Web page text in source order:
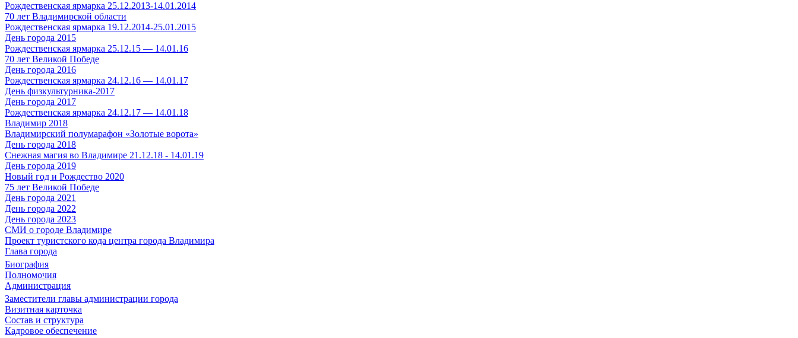
Рождественская ярмарка 25.12.2013-14.01.2014
70 лет Владимирской области
Рождественская ярмарка 19.12.2014-25.01.2015
День города 2015
Рождественская ярмарка 25.12.15 — 14.01.16
70 лет Великой Победе
День города 2016
Рождественская ярмарка 24.12.16 — 14.01.17
День физкультурника-2017
День города 2017
Рождественская ярмарка 24.12.17 — 14.01.18
Владимир 2018
Владимирский полумарафон «Золотые ворота»
День города 2018
Снежная магия во Владимире 21.12.18 - 14.01.19
День города 2019
Новый год и Рождество 2020
75 лет Великой Победе
День города 2021
День города 2022
День города 2023
СМИ о городе Владимире
Проект туристского кода центра города Владимира
Глава города
Биография
Полномочия
Администрация
Заместители главы администрации города
Визитная карточка
Состав и структура
Кадровое обеспечение